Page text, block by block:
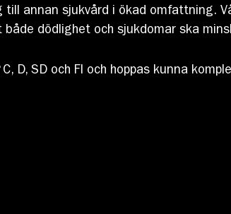
till annan sjukvård i ökad omfattning.
dödlighet och sjukdomar ska
D, SD och FI och hoppas kunna